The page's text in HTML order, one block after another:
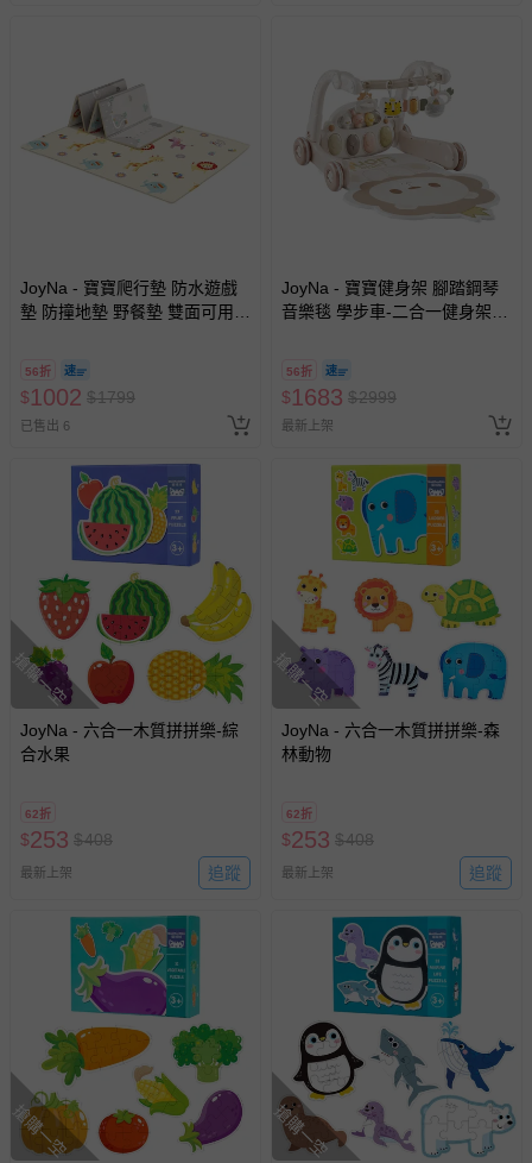
-其他原廠盒裝商品封口處已貼上「不可拆封」，或具警
示字句等說明貼紙、封條者。
國際航空、客運、訂房等服務。
相關的退換貨辦理流程，可詳見： 退換貨 & 退款問題
運送服務：目前提供的運送僅限台灣本島。如您位於離島地
區，可能會無法配送，或須依據商品需加收離島運費。廠商
費用，可能會另需加收。
商品實際的配達日期，可於訂單個人資料內的查詢訂單內，
已出貨通知之訊息為主。
如您收到商品，請依正常流程檢查是否完好，若商品遇瑕疵
情形，您可申請更換新品或退貨，請見：退貨的辦理流程
若您對於會員帳號、商品訂購與資訊、購物流程、付款方
式、折價券與購物金的使用、退貨及商品運送方式等有疑
問，你可詳見：
媽咪愛客服中心。
預購商品：預購為海外同步代購，遇缺貨即會通知媽咪並協
助取消退款事宜。
商品如因「價格、組合」等錯誤原因，導致無法安排出貨，
會主動以簡訊及mail通知訂單取消事宜，並將提供適當補
償。
JoyNa - 寶寶爬行墊 防水遊戲
墊 防撞地墊 野餐墊 雙面可用-
56折
$1002 $1799
已售出 6
JoyNa - 寶寶健身架 腳踏鋼琴
音樂毯 學步車-二合一健身架學
56折
$1683 $2999
最新上架
搶購一空
JoyNa - 六合一木質拼拼樂-綜
合水果
62折
$253 $408
最新上架 追蹤
搶購一空
JoyNa - 六合一木質拼拼樂-森
林動物
62折
$253 $408
最新上架 追蹤
搶購一空 搶購一空